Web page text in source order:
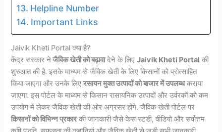
Helpline Number
Important Links
Jaivik Kheti Portal क्या है?
केंद्र सरकार नेजैविक खेती को बढ़ावादेने के लिएJaivik Kheti Portal की
शुरुआत की है. इसके माध्यम से जैविक खेती के लिए किसानों को प्रोत्साहित
किया जाएगा और उनके लिएरसायन मुक्त उत्पादों को बाजार में उपलब्धकराया
जाएगा. इस पोर्टल के माध्यम से किसान रासायनिक उत्पादों और उर्वरकों को कम
उपयोग में लेकर जैविक खेती की ओर अग्रसर होंगे. जैविक खेती पोर्टल पर
किसानों को विभिन्न प्रकारकी जानकारी जैसे केस स्टडी, वीडियो और सर्वोत्तम